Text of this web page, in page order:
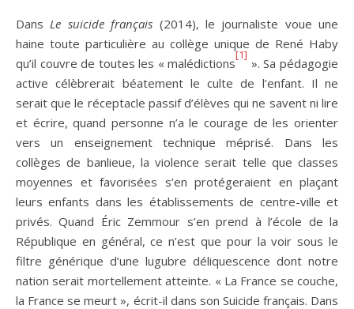
DansLe suicide français (2014), le journaliste voue une
haine toute particulière au collège unique de René Haby
qu’il couvre de toutes les « malédictions
[1]
». Sa pédagogie
active célèbrerait béatement le culte de l’enfant. Il ne
serait que le réceptacle passif d’élèves qui ne savent ni lire
et écrire, quand personne n’a le courage de les orienter
vers un enseignement technique méprisé. Dans les
collèges de banlieue, la violence serait telle que classes
moyennes et favorisées s’en protégeraient en plaçant
leurs enfants dans les établissements de centre-ville et
privés. Quand Éric Zemmour s’en prend à l’école de la
République en général, ce n’est que pour la voir sous le
filtre générique d’une lugubre déliquescence dont notre
nation serait mortellement atteinte. « La France se couche,
la France se meurt », écrit-il dans son Suicide français. Dans